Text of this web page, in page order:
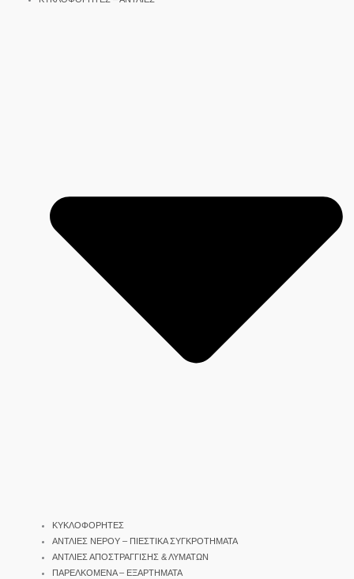
ΚΥΚΛΟΦΟΡΗΤΕΣ
ΑΝΤΛΙΕΣ ΝΕΡΟΥ – ΠΙΕΣΤΙΚΑ ΣΥΓΚΡΟΤΗΜΑΤΑ
ΑΝΤΛΙΕΣ ΑΠΟΣΤΡΑΓΓΙΣΗΣ & ΛΥΜΑΤΩΝ
ΠΑΡΕΛΚΟΜΕΝΑ – ΕΞΑΡΤΗΜΑΤΑ